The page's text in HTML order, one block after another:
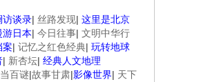
访谈录| 丝路发现| 这里是北京
游日本| 今日往事| 文明中华行
案| 记忆之红色经典| 玩转地球
| 新杏坛| 经典人文地理
百谜|故事甘肃|影像世界| 天下